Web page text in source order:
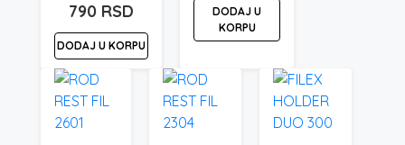
790 RSD
DODAJ U KORPU
DODAJ U
KORPU